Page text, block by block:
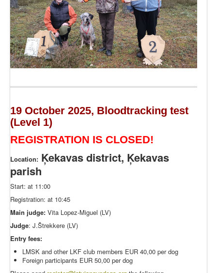
19 October 2025, Bloodtracking test
(Level 1)
REGISTRATION IS CLOSED!
Location: Ķekavas district, Ķekavas
parish
Start: at 11:00
Registration: at 10:45
Main judge: Vita Lopez-Miguel (LV)
Judge: J.Štrekkere (LV)
Entry fees:
LMSK and other LKF club members EUR 40,00 per dog
Foreign participants EUR 50,00 per dog